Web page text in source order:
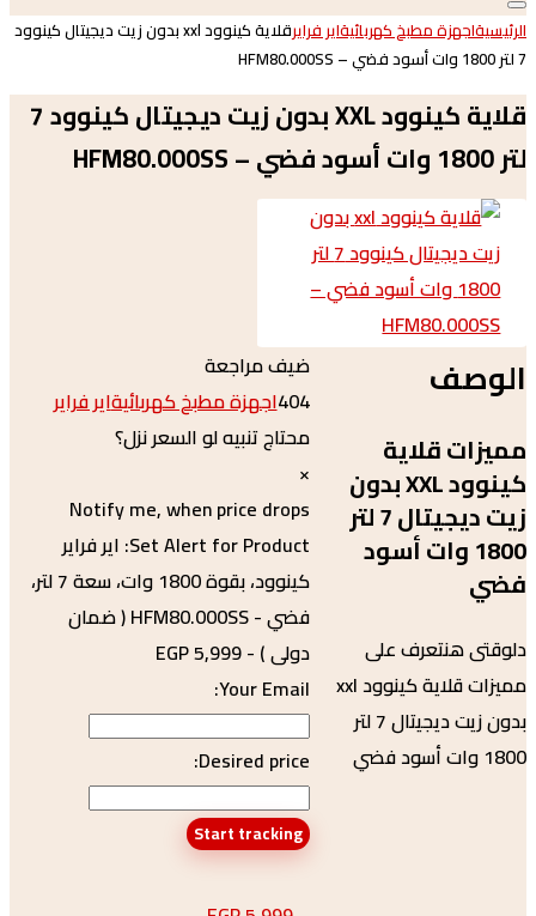
مطبخ كهربائيةاير فراير قلاية كينوود xxl بدون زيت ديجيتال كينوود
قلاية كينوود XXL بدون زيت ديجيتال كينوود 7
ضيف مراجعة
اجهزة مطبخ كهربائيةاير فراير
محتاج تنبيه لو السعر نزل؟
×
Notify me, when price drops
Set Alert for Product: اير فراير
كينوود، بقوة 1800 وات، سعة 7 لتر،
فضي - HFM80.000SS ( ضمان
دولى ) - 5,999 EGP
Your Email:
Desired price:
قلاية
كينوود XXL بدون
زيت ديجيتال 7 لتر
وات أسود
هنتعرف على
مميزات قلاية كينوود xxl
بدون زيت ديجيتال 7 لتر